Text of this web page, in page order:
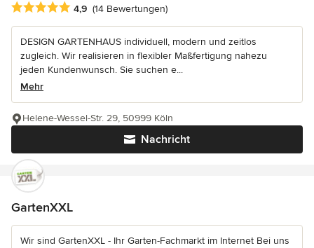
Durchschnittliche Bewertung: 4.9 von 5 Sternen
4,9 (14 Bewertungen)
DESIGN GARTENHAUS individuell, modern und zeitlos
zugleich. Wir realisieren in flexibler Maßfertigung nahezu
jeden Kundenwunsch. Sie suchen e...
Mehr
Nachricht
Helene-Wessel-Str. 29, 50999 Köln
GartenXXL
Wir sind GartenXXL - Ihr Garten-Fachmarkt im Internet Bei uns